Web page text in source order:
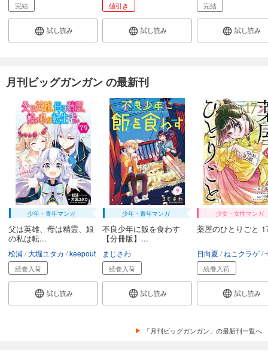
完結
試し読み
値引き
試し読み
完結
試し読み
月刊ビッグガンガン の最新刊
少年・青年マンガ
父は英雄、母は精霊、娘
の私は転...
松浦 大堀ユタカ keepout
続巻入荷
試し読み
少年・青年マンガ
不良少年に飯を食わす
【分冊版】...
まじさわ
続巻入荷
試し読み
少女・女性マンガ
薬屋のひとりごと
日向夏 ねこクラゲ 七
続巻入荷
試し読み
「月刊ビッグガンガン」の最新刊一覧へ